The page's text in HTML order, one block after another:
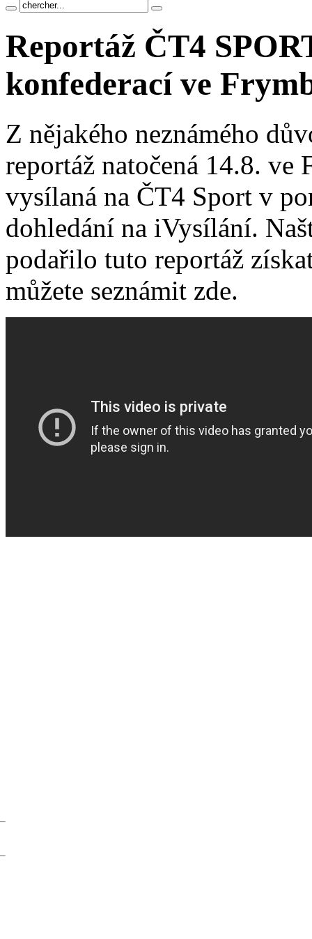
Reportáž ČT4
konfederací ve
Z nějakého neznámého
reportáž natočená 14.8. ve
vysílaná na ČT4 Sport v
dohledání na iVysílání.
podařilo tuto reportáž
můžete seznámit zde.